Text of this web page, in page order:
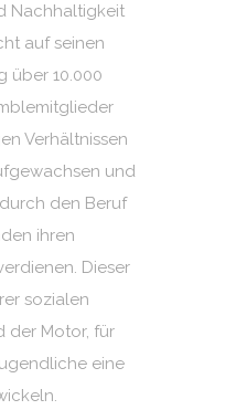
Nachhaltigkeit
auf seinen
über 10.000
Verhältnissen
und
den Beruf
ihren
Dieser
sozialen
der Motor, für
eine